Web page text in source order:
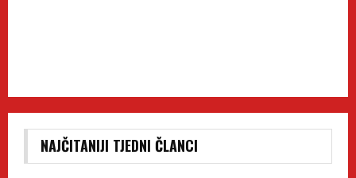
NAJČITANIJI TJEDNI ČLANCI